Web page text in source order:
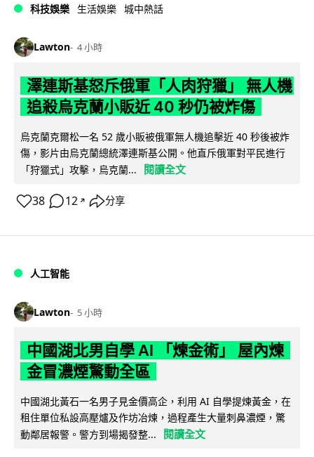
科技娛樂 生活娛樂 城中熱話
Lawton 4 小時
澤連斯基怒斥俄軍「人肉狩獵」 無人機
追殺烏克蘭小販近 40 秒仍被炸傷
烏克蘭克爾松一名 52 歲小販被俄軍無人機追擊近 40 秒後被炸
傷，影片由烏克蘭總統澤連斯基公開。他直斥俄軍對平民進行
「狩獵式」攻擊，烏克蘭...
閱讀全文
38 12 ↗ 分享
人工智能
Lawton 5 小時
中國湖北男自學 AI 「煉金術」 屋內煉
金冒濃煙驚動全區
中國湖北黃石一名男子見金價高企，利用 AI 自學提煉黃金，在
租住單位私設高壓爐及作坊冶煉，過程產生大量刺鼻濃煙，驚
動鄰居報警。警方到場揭發整...
閱讀全文